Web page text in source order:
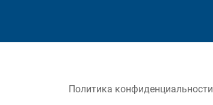
Политика конфиденциальности